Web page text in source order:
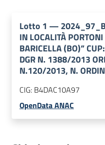
Lotto 1 —
IN LOCALITÀ
BARICELLA (BO)”
DGR N. 1388/2013
N.120/2013, N.
CIG: B4DAC10A97
OpenData ANAC